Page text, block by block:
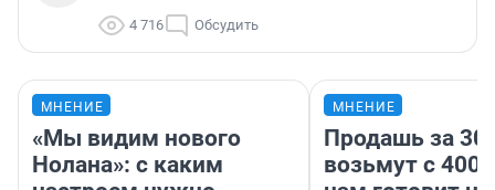
4 716 Обсудить
МНЕНИЕ
«Мы видим нового
Нолана»: с каким
МНЕНИЕ
Продашь за
возьмут с